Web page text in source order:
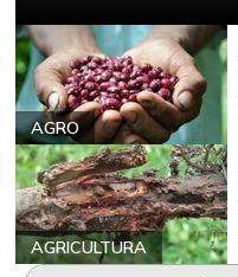
AGRO
AGRICULTURA